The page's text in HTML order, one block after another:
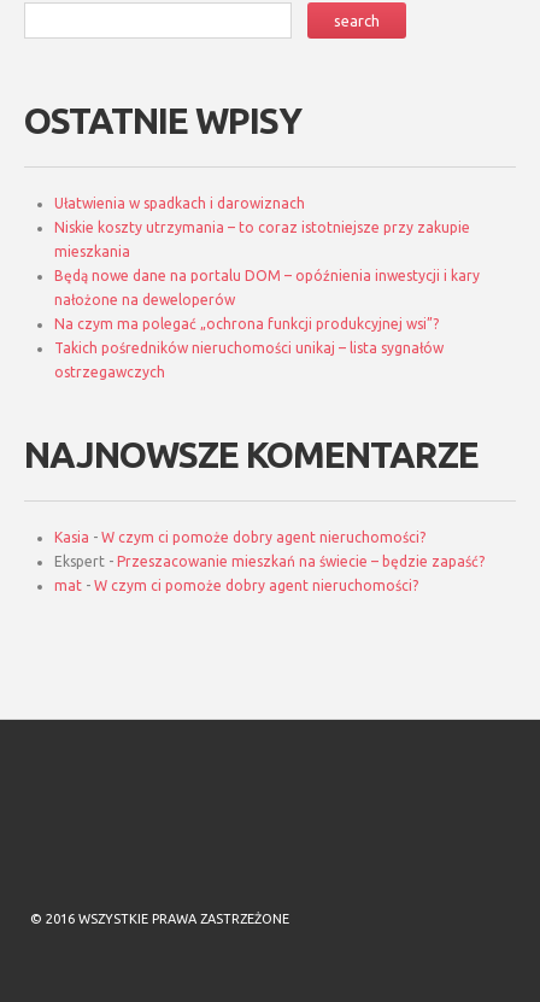
OSTATNIE WPISY
Ułatwienia w spadkach i darowiznach
Niskie koszty utrzymania – to coraz istotniejsze przy zakupie
mieszkania
Będą nowe dane na portalu DOM – opóźnienia inwestycji i kary
nałożone na deweloperów
Na czym ma polegać „ochrona funkcji produkcyjnej wsi”?
Takich pośredników nieruchomości unikaj – lista sygnałów
ostrzegawczych
NAJNOWSZE KOMENTARZE
Kasia - W czym ci pomoże dobry agent nieruchomości?
Ekspert - Przeszacowanie mieszkań na świecie – będzie zapaść?
mat - W czym ci pomoże dobry agent nieruchomości?
© 2016 WSZYSTKIE PRAWA ZASTRZEŻONE